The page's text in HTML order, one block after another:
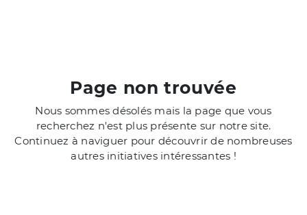
Page non trouvée
Nous sommes désolés mais la page que vous
recherchez n'est plus présente sur notre site.
Continuez à naviguer pour découvrir de nombreuses
autres initiatives intéressantes !